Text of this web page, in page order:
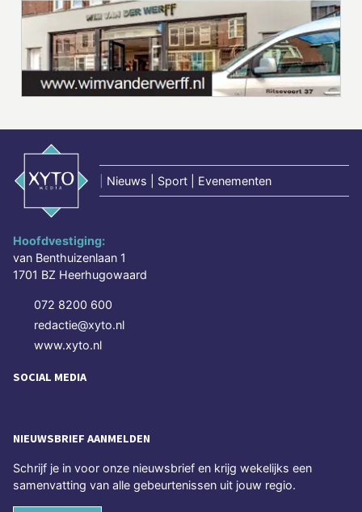
Nieuws | Sport | Evenementen
Hoofdvestiging:
van Benthuizenlaan 1
1701 BZ Heerhugowaard
072 8200 600
redactie@xyto.nl
www.xyto.nl
SOCIAL MEDIA
NIEUWSBRIEF AANMELDEN
Schrijf je in voor onze nieuwsbrief en krijg wekelijks een
samenvatting van alle gebeurtenissen uit jouw regio.